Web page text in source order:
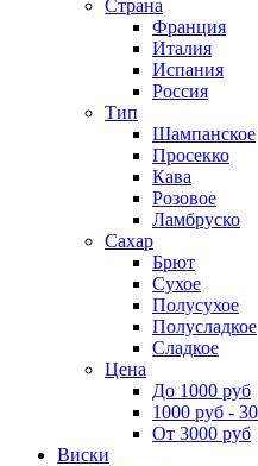
Страна
Франция
Италия
Испания
Россия
Тип
Шампанское
Просекко
Кава
Розовое
Ламбруско
Сахар
Брют
Сухое
Полусухое
Полусладкое
Сладкое
Цена
До 1000 руб
1000 руб -
От 3000 руб
Виски